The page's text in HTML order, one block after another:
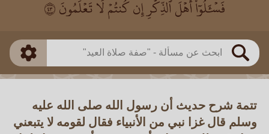
بحث
بن باز
بن العثيمين
اللجنة الدائمة
ذكي
تتمة شرح حديث أن رسول الله صلى الله عليه
وسلم قال غزا نبي من الأنبياء فقال لقومه لا يتبعني